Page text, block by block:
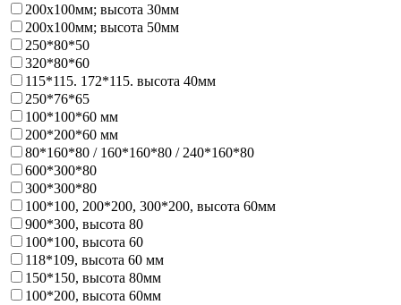
200х100мм; высота 30мм
200х100мм; высота 50мм
250*80*50
320*80*60
115*115. 172*115. высота 40мм
250*76*65
100*100*60 мм
200*200*60 мм
80*160*80 / 160*160*80 / 240*160*80
600*300*80
300*300*80
100*100, 200*200, 300*200, высота 60мм
900*300, высота 80
100*100, высота 60
118*109, высота 60 мм
150*150, высота 80мм
100*200, высота 60мм